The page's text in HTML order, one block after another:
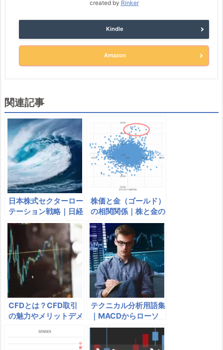
created by Rinker
Kindle
Amazon
関連記事
日本株式セクターロー
テーション戦略｜日経
レバレッジETF（157
0）に勝つには
株価と金（ゴールド）
の相関関係｜株と金の
値動きは本当に逆相関
の関係なのか
CFDとは？CFD取引
の魅力やメリットデメ
テクニカル分析用語集
｜MACDからローソ
ク足まで